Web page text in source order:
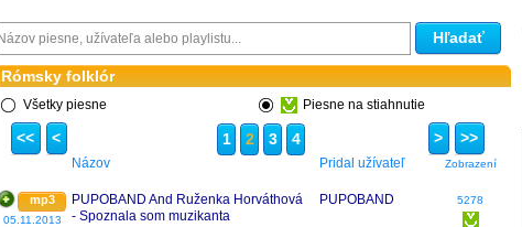
Hľadať
Rómsky folklór
Všetky piesne Piesne na stiahnutie
<< < 1 2 3 4 > >>
Názov Pridal užívateľ Zobrazení
mp3
05.11.2013
PUPOBAND And Ruženka Horváthová
- Spoznala som muzikanta
PUPOBAND 5278